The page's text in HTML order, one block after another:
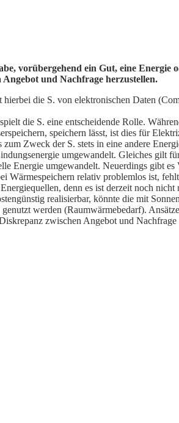
vorübergehend ein Gut, eine Energie
Angebot und Nachfrage herzustellen.
die S. von elektronischen Daten (
die S. eine entscheidende Rolle.
speichern lässt, ist dies für
zum Zweck der S. stets in eine andere
umgewandelt. Gleiches gilt
Energie umgewandelt. Neuerdings gibt es
Wärmespeichern relativ problemlos ist,
denn es ist derzeit noch
realisierbar, könnte die mit
werden (Raumwärmebedarf).
zwischen Angebot und